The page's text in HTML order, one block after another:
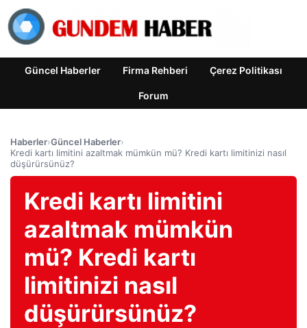
Güncel Haberler Firma Rehberi Çerez Politikası
Forum
Haberler›Güncel Haberler›
Kredi kartı limitini azaltmak mümkün mü? Kredi kartı limitinizi nasıl
düşürürsünüz?
Kredi kartı limitini
azaltmak mümkün
mü? Kredi kartı
limitinizi nasıl
düşürürsünüz?